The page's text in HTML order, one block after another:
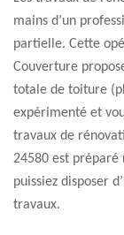
mains d’un
partielle. Cette
Couverture
totale de toiture
expérimenté et
travaux de
24580 est préparé
puissiez disposer
travaux.